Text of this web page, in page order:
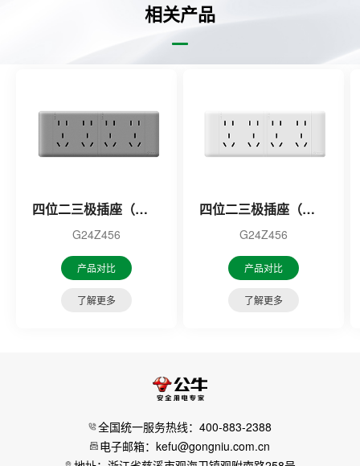
相关产品
四位二三极插座（灰色）
G24Z456
产品对比
了解更多
四位二三极插座（白色）
G24Z456
产品对比
了解更多
全国统一服务热线：400-883-2388
电子邮箱：kefu@gongniu.com.cn